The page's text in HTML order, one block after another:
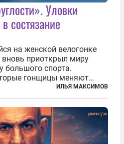
Уловки
состязание
на женской велогонке
приоткрыл миру
большого спорта.
гонщицы меняют
аэродинамики. За
упорства и
мы привыкли
ИЛЬЯ МАКСИМОВ